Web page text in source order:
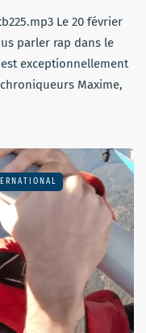
Le 20 février
parler rap dans le
exceptionnellement
Maxime,